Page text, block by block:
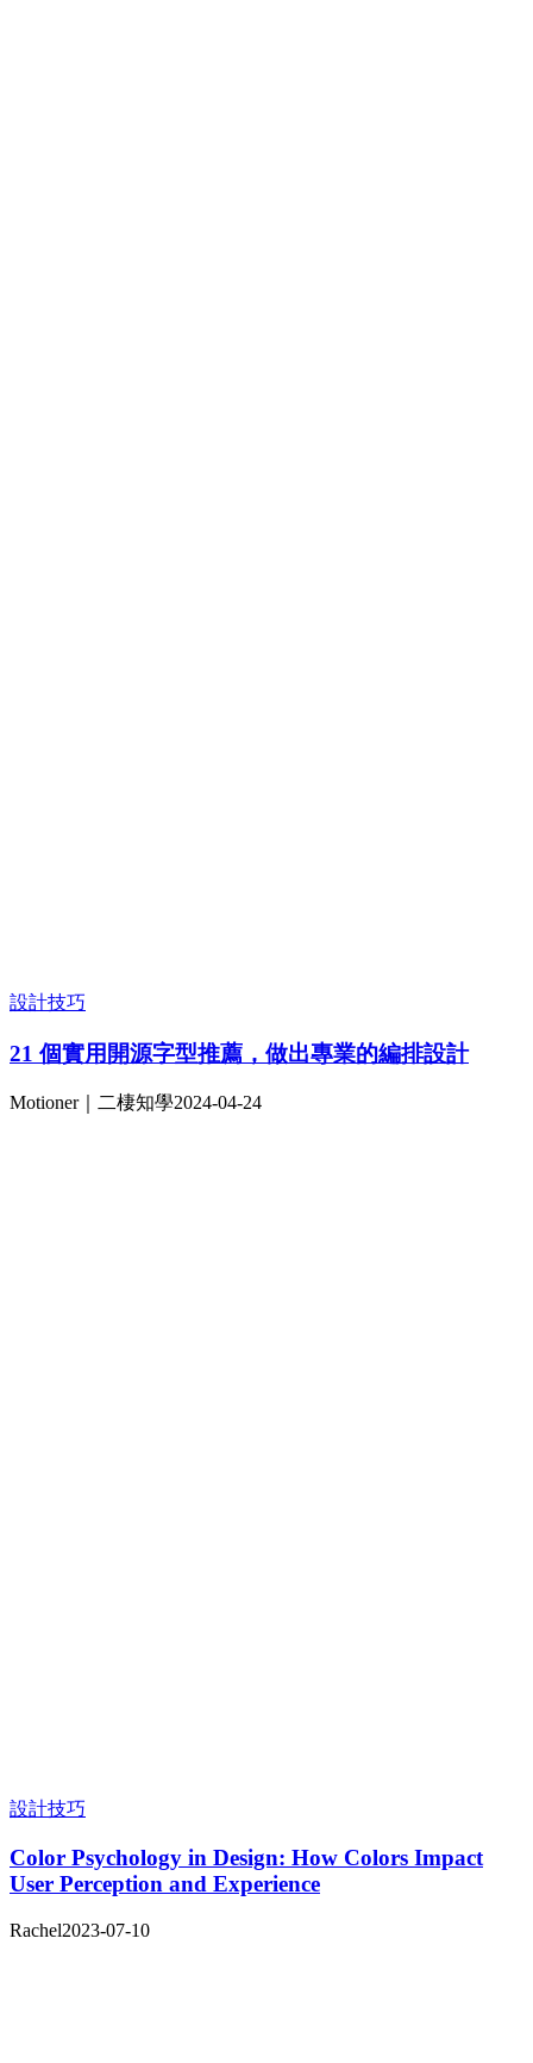
設計技巧
21 個實用開源字型推薦，做出專業的編排設計
Motioner｜二棲知學2024-04-24
設計技巧
Color Psychology in Design: How Colors Impact
User Perception and Experience
Rachel2023-07-10